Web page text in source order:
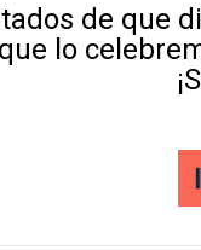
de que
lo